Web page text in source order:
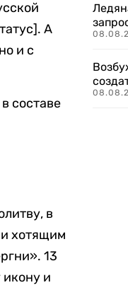
А
и с
составе
в
хотящим
13
икону и